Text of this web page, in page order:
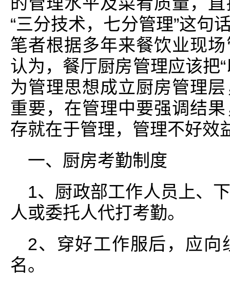
“三分技术，七分管理”这句
笔者根据多年来餐饮业现
认为，餐厅厨房管理应该把
为管理思想成立厨房管理
重要，在管理中要强调结
存就在于管理，管理不好效
一、厨房考勤制度
1、厨政部工作人员上、
人或委托人代打考勤。
2、穿好工作服后，应向
名。